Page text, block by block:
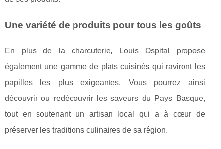
Une variété de produits pour tous les goûts
En plus de la charcuterie, Louis Ospital propose
également une gamme de plats cuisinés qui raviront les
papilles les plus exigeantes. Vous pourrez ainsi
découvrir ou redécouvrir les saveurs du Pays Basque,
tout en soutenant un artisan local qui a à cœur de
préserver les traditions culinaires de sa région.